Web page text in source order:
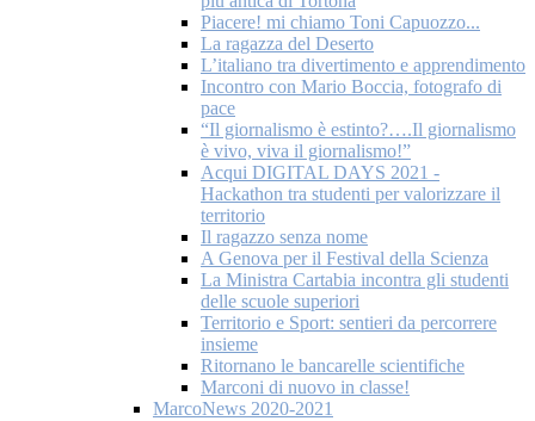
Piacere! mi chiamo Toni Capuozzo...
La ragazza del Deserto
L’italiano tra divertimento e apprendimento
Incontro con Mario Boccia, fotografo di
pace
“Il giornalismo è estinto?….Il giornalismo
è vivo, viva il giornalismo!”
Acqui DIGITAL DAYS 2021 -
Hackathon tra studenti per valorizzare il
territorio
Il ragazzo senza nome
A Genova per il Festival della Scienza
La Ministra Cartabia incontra gli studenti
delle scuole superiori
Territorio e Sport: sentieri da percorrere
insieme
Ritornano le bancarelle scientifiche
Marconi di nuovo in classe!
MarcoNews 2020-2021